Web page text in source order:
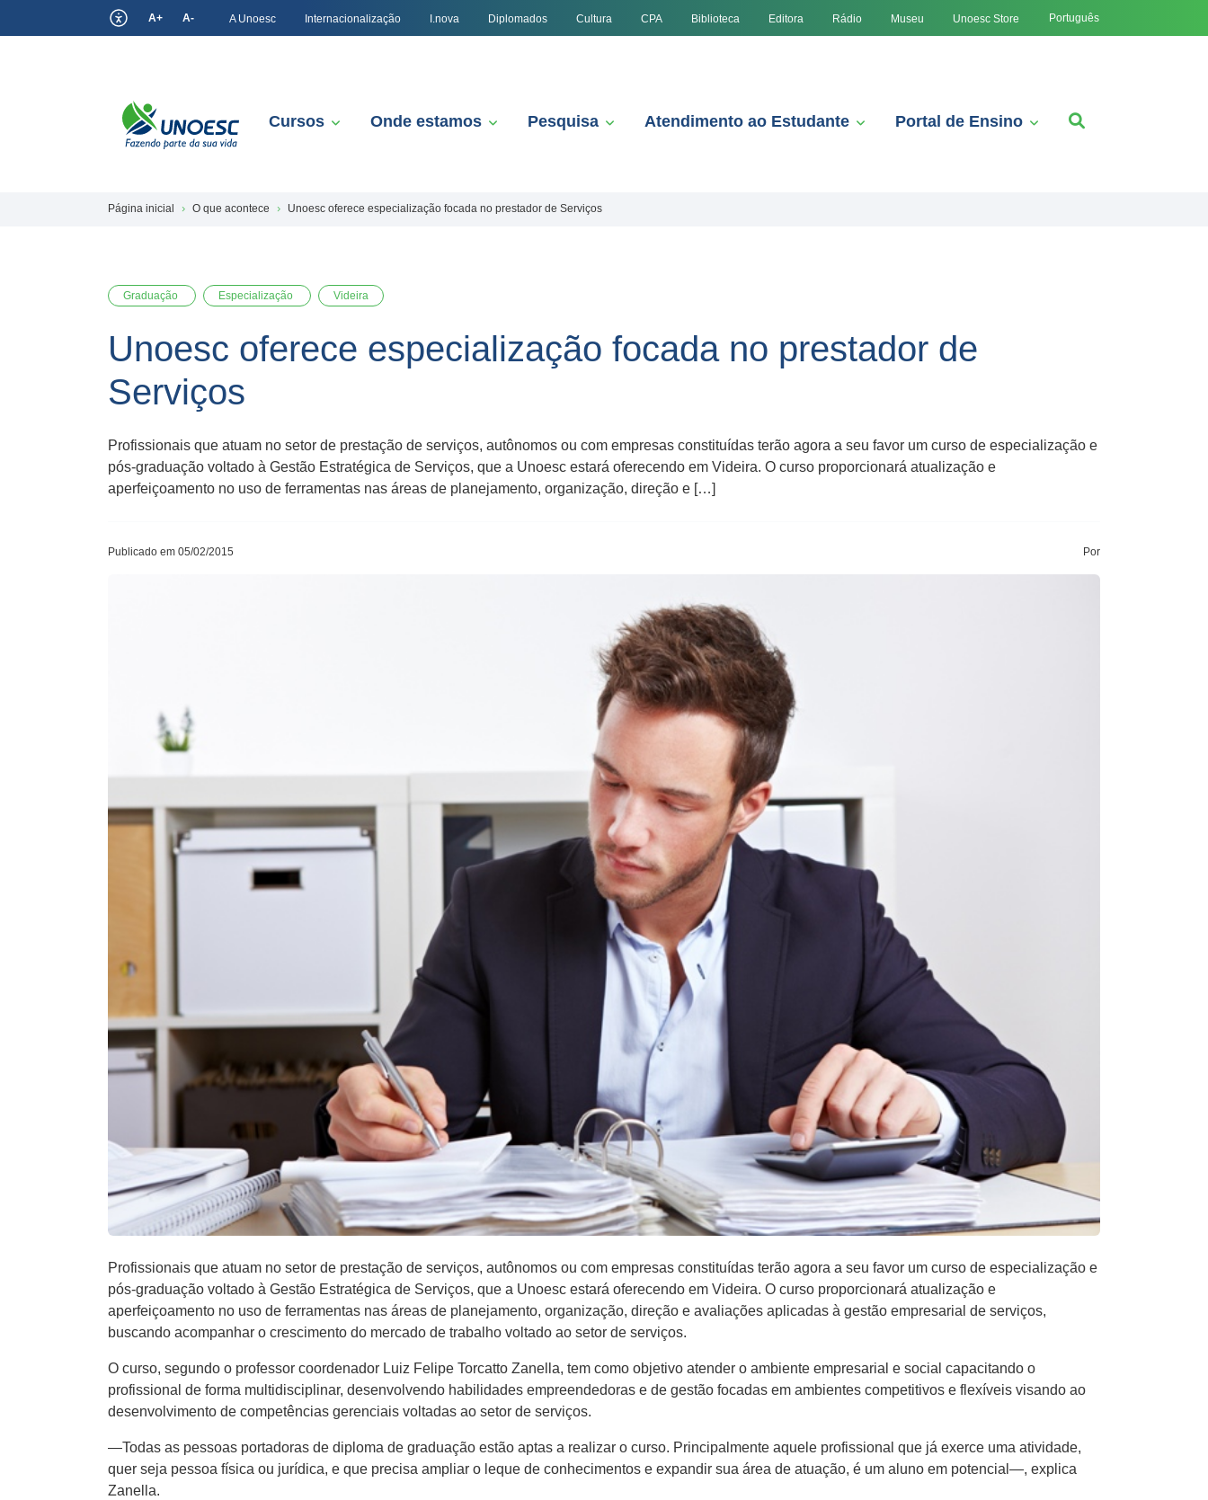
A+ A- A Unoesc Internacionalização I.nova Diplomados Cultura CPA Biblioteca Editora Rádio Museu Unoesc Store Português
Cursos Onde estamos Pesquisa Atendimento ao Estudante Portal de Ensino
Página inicial O que acontece Unoesc oferece especialização focada no prestador de Serviços
Graduação Especialização Videira
Unoesc oferece especialização focada no prestador de
Serviços
Profissionais que atuam no setor de prestação de serviços, autônomos ou com empresas constituídas terão agora a seu favor um curso de especialização e
pós-graduação voltado à Gestão Estratégica de Serviços, que a Unoesc estará oferecendo em Videira. O curso proporcionará atualização e
aperfeiçoamento no uso de ferramentas nas áreas de planejamento, organização, direção e […]
Publicado em 05/02/2015 Por
Profissionais que atuam no setor de prestação de serviços, autônomos ou com empresas constituídas terão agora a seu favor um curso de especialização e
pós-graduação voltado à Gestão Estratégica de Serviços, que a Unoesc estará oferecendo em Videira. O curso proporcionará atualização e
aperfeiçoamento no uso de ferramentas nas áreas de planejamento, organização, direção e avaliações aplicadas à gestão empresarial de serviços,
buscando acompanhar o crescimento do mercado de trabalho voltado ao setor de serviços.
O curso, segundo o professor coordenador Luiz Felipe Torcatto Zanella, tem como objetivo atender o ambiente empresarial e social capacitando o
profissional de forma multidisciplinar, desenvolvendo habilidades empreendedoras e de gestão focadas em ambientes competitivos e flexíveis visando ao
desenvolvimento de competências gerenciais voltadas ao setor de serviços.
—Todas as pessoas portadoras de diploma de graduação estão aptas a realizar o curso. Principalmente aquele profissional que já exerce uma atividade,
quer seja pessoa física ou jurídica, e que precisa ampliar o leque de conhecimentos e expandir sua área de atuação, é um aluno em potencial—, explica
Zanella.